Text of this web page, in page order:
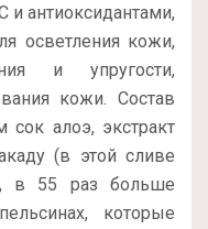
и антиоксидантами,
осветления кожи,
и упругости,
кожи. Состав
алоэ, экстракт
(в этой сливе
в 55 раз больше
которые